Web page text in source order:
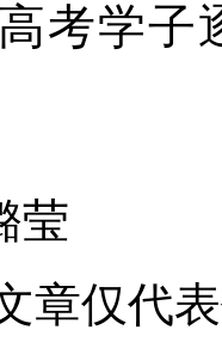
考学子
莹
章仅代